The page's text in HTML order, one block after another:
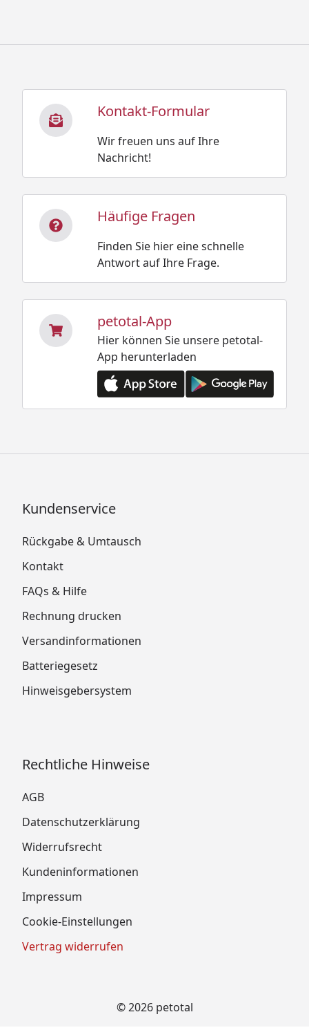
Kontakt-Formular
Wir freuen uns auf Ihre
Nachricht!
Häufige Fragen
Finden Sie hier eine schnelle
Antwort auf Ihre Frage.
petotal-App
Hier können Sie unsere petotal-
App herunterladen
Kundenservice
Rückgabe & Umtausch
Kontakt
FAQs & Hilfe
Rechnung drucken
Versandinformationen
Batteriegesetz
Hinweisgebersystem
Rechtliche Hinweise
AGB
Datenschutzerklärung
Widerrufsrecht
Kundeninformationen
Impressum
Cookie-Einstellungen
Vertrag widerrufen
© 2026 petotal